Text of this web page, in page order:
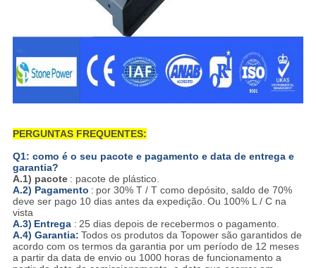
PERGUNTAS FREQUENTES:
Q1: como é o seu pacote e pagamento e data de entrega e
garantia?
A.1) pacote : pacote de plástico.
A.2) Pagamento : por 30% T / T como depósito, saldo de 70%
deve ser pago 10 dias antes da expedição. Ou 100% L / C na
vista
A.3) Entrega: 25 dias depois de recebermos o pagamento.
A.4) Garantia: Todos os produtos da Topower são garantidos de
acordo com os termos da garantia por um período de 12 meses
a partir da data de envio ou 1000 horas de funcionamento a